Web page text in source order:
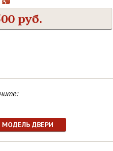
руб.
МОДЕЛЬ ДВЕРИ